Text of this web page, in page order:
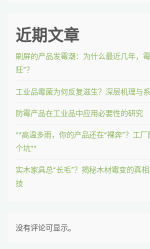
近期文章
刷屏的产品发霉潮：为什么最近几年，
狂”？
工业品霉菌为何反复滋生？深层机理与
防霉产品在工业品中应用必要性的研究
**高温多雨，你的产品还在“裸奔”？工
个坑**
实木家具总“长毛”？揭秘木材霉变的真
技
没有评论可显示。